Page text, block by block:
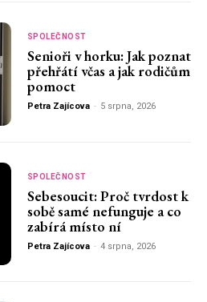
SPOLEČNOST
Senioři v horku: Jak poznat
přehřátí včas a jak rodičům
pomoct
Petra Zajícova - 5 srpna, 2026
SPOLEČNOST
Sebesoucit: Proč tvrdost k
sobě samé nefunguje a co
zabírá místo ní
Petra Zajícova - 4 srpna, 2026